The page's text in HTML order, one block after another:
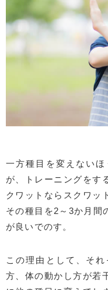
一方種目を変えない
が、トレーニングをす
クワットならスクワッ
その種目を2～3か月間
が良いでのす。
この理由として、そ
方、体の動かし方が若